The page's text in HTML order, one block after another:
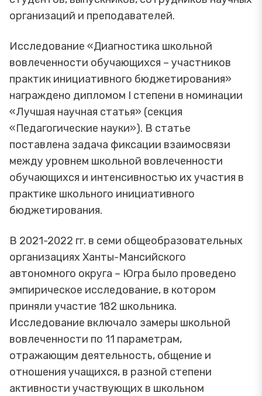
организаций и преподавателей.
Исследование «Диагностика школьной
вовлеченности обучающихся – участников
практик инициативного бюджетирования»
награждено дипломом I cтепени в номинации
«Лучшая научная статья» (секция
«Педагогические науки»). В статье
поставлена задача фиксации взаимосвязи
между уровнем школьной вовлеченности
обучающихся и интенсивностью их участия в
практике школьного инициативного
бюджетирования.
В 2021-2022 гг. в семи общеобразовательных
организациях Ханты-Мансийского
автономного округа – Югра было проведено
эмпирическое исследование, в котором
приняли участие 182 школьника.
Исследование включало замеры школьной
вовлеченности по 11 параметрам,
отражающим деятельность, общение и
отношения учащихся, в разной степени
активности участвующих в школьном